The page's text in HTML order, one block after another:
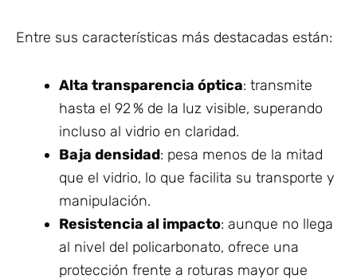
Entre sus características más destacadas están:
Alta transparencia óptica: transmite
hasta el 92 % de la luz visible, superando
incluso al vidrio en claridad.
Baja densidad: pesa menos de la mitad
que el vidrio, lo que facilita su transporte y
manipulación.
Resistencia al impacto: aunque no llega
al nivel del policarbonato, ofrece una
protección frente a roturas mayor que